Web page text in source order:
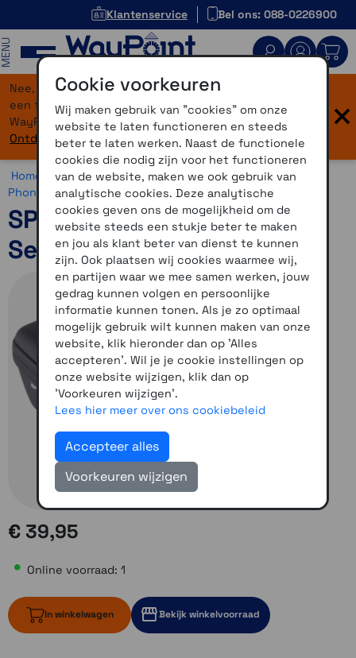
Klantenservice Bel ons: 088-0226900
Nee, je bent niet verdwaald! Onze website heeft
een flinke upgrade gekregen. Dezelfde vertrouwde
WayPoint-service, maar dan in een modern jasje.
Ontdek hier wat er allemaal nieuw is.
×
Home >Motor >Smartphone > SP Connect >SP Connect
Phone Case >SP Connect Universeel
SP Connect Wedge Case
Set SPC+
€ 39,95
Online voorraad: 1
In winkelwagen Bekijk winkelvoorraad
Cookie voorkeuren
Wij maken gebruik van "cookies" om onze
website te laten functioneren en steeds
beter te laten werken. Naast de functionele
cookies die nodig zijn voor het functioneren
van de website, maken we ook gebruik van
analytische cookies. Deze analytische
cookies geven ons de mogelijkheid om de
website steeds een stukje beter te maken
en jou als klant beter van dienst te kunnen
zijn. Ook plaatsen wij cookies waarmee wij,
en partijen waar we mee samen werken, jouw
gedrag kunnen volgen en persoonlijke
informatie kunnen tonen. Als je zo optimaal
mogelijk gebruik wilt kunnen maken van onze
website, klik hieronder dan op 'Alles
accepteren'. Wil je je cookie instellingen op
onze website wijzigen, klik dan op
'Voorkeuren wijzigen'.
Lees hier meer over ons cookiebeleid
Accepteer alles
Voorkeuren wijzigen